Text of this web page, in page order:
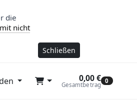
die
nicht
Schließen
0,00 €
Gesamtbetrag 0